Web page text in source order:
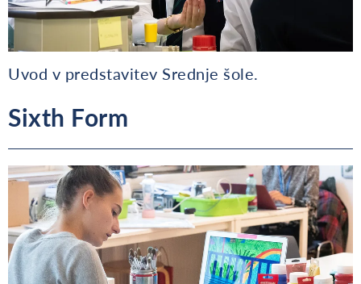
Uvod v predstavitev Srednje šole.
Sixth Form